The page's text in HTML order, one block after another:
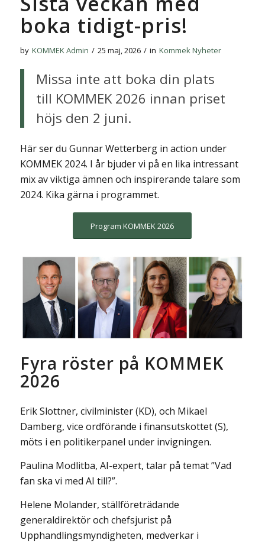
boka tidigt-pris!
by KOMMEK Admin / 25 maj, 2026 / in Kommek Nyheter
Missa inte att boka din plats
till KOMMEK 2026 innan priset
höjs den 2 juni.
Här ser du Gunnar Wetterberg in action under
KOMMEK 2024. I år bjuder vi på en lika intressant
mix av viktiga ämnen och inspirerande talare som
2024. Kika gärna i programmet.
Program KOMMEK 2026
Fyra röster på KOMMEK
2026
Erik Slottner, civilminister (KD), och Mikael
Damberg, vice ordförande i finansutskottet (S),
möts i en politikerpanel under invigningen.
Paulina Modlitba, AI-expert, talar på temat ”Vad
fan ska vi med AI till?”.
Helene Molander, ställföreträdande
generaldirektör och chefsjurist på
Upphandlingsmyndigheten, medverkar i